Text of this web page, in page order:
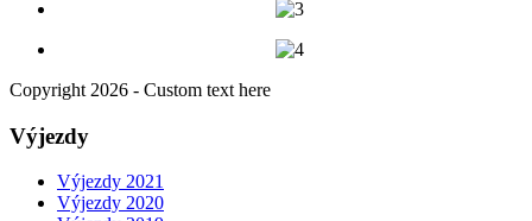
Copyright 2026 - Custom text here
Výjezdy
Výjezdy 2021
Výjezdy 2020